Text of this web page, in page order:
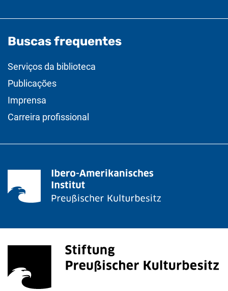
Buscas frequentes
Serviços da biblioteca
Publicações
Imprensa
Carreira profissional
<span lang="de">Stiftung Preußischer Kulturbesitz</
(link externo, abre uma nova janela)